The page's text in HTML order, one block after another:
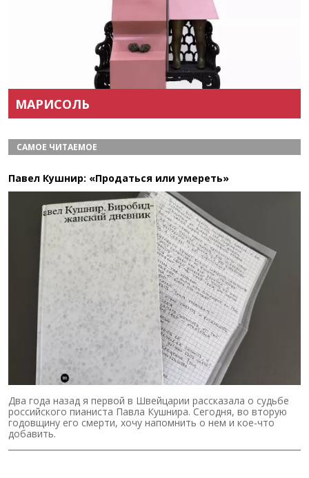
МАРИСОЛЬ
САМОЕ ЧИТАЕМОЕ
Павел Кушнир: «Продаться или умереть»
Два года назад я первой в Швейцарии рассказала о судьбе
российского пианиста Павла Кушнира. Сегодня, во вторую
годовщину его смерти, хочу напомнить о нем и кое-что
добавить.